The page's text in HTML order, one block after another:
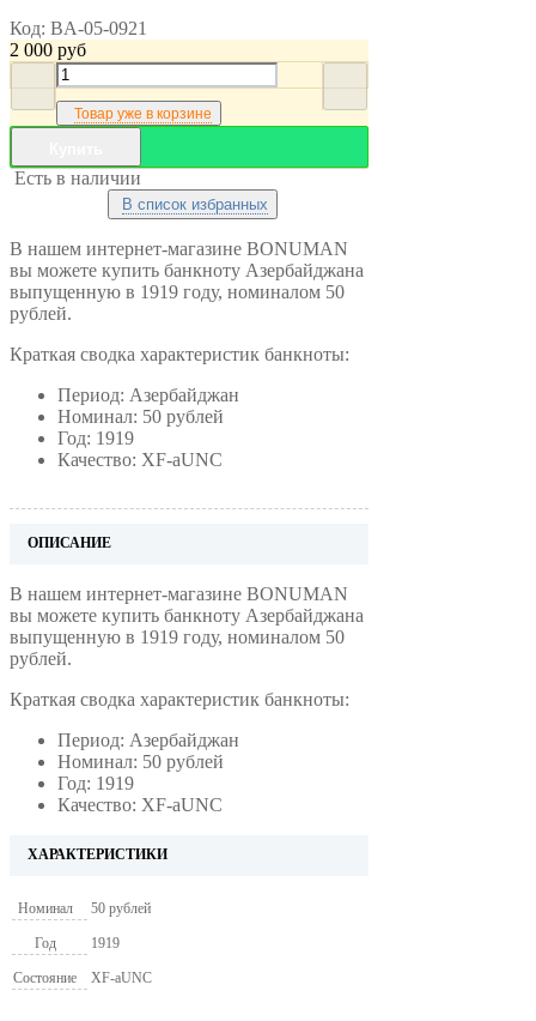
Код: BA-05-0921
2 000 руб
Товар уже в корзине
Есть в наличии
В список избранных
В нашем интернет-магазине BONUMAN
вы можете купить банкноту Азербайджана
выпущенную в 1919 году, номиналом 50
рублей.
Краткая сводка характеристик банкноты:
Период: Азербайджан
Номинал: 50 рублей
Год: 1919
Качество: XF-aUNC
ОПИСАНИЕ
В нашем интернет-магазине BONUMAN
вы можете купить банкноту Азербайджана
выпущенную в 1919 году, номиналом 50
рублей.
Краткая сводка характеристик банкноты:
Период: Азербайджан
Номинал: 50 рублей
Год: 1919
Качество: XF-aUNC
ХАРАКТЕРИСТИКИ
Номинал 50 рублей
Год 1919
Состояние XF-aUNC